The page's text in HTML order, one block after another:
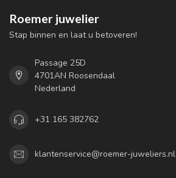
Roemer juwelier
Stap binnen en laat u betoveren!
Passage 25D
4701AN Roosendaal
Nederland
+31 165 382762
klantenservice@roemer-juweliers.nl